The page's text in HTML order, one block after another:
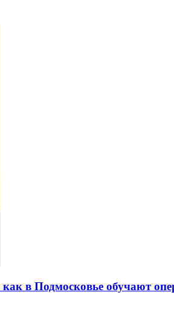
как в Подмосковье обучают